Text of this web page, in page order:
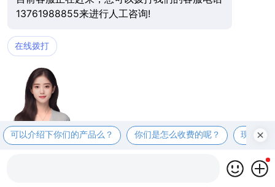
13761988855来进行人工咨询!
在线拨打
可以介绍下你们的产品么？ 你们是怎么收费的呢？ 现在有